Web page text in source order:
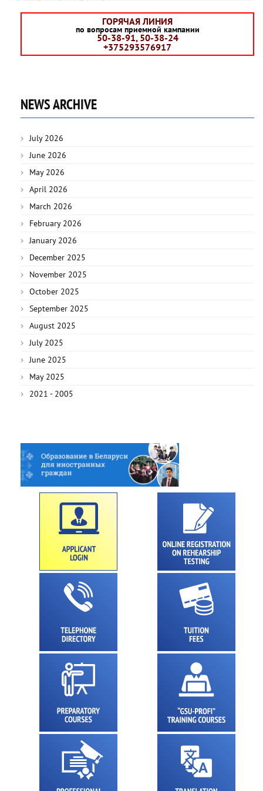
ГОРЯЧАЯ ЛИНИЯ
по вопросам приемной кампании
50-38-91, 50-38-24
+375293576917
NEWS ARCHIVE
July 2026
June 2026
May 2026
April 2026
March 2026
February 2026
January 2026
December 2025
November 2025
October 2025
September 2025
August 2025
July 2025
June 2025
May 2025
2021 - 2005